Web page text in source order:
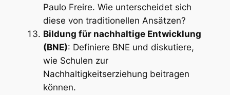
Paulo Freire. Wie unterscheidet sich
diese von traditionellen Ansätzen?
Bildung für nachhaltige Entwicklung
(BNE): Definiere BNE und diskutiere,
wie Schulen zur
Nachhaltigkeitserziehung beitragen
können.